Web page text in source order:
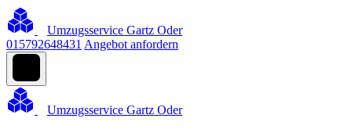
Umzugsservice Gartz Oder
015792648431 Angebot anfordern
Umzugsservice Gartz Oder